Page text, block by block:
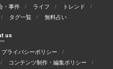
・事件 ライフ
トレンド
タグ一覧 無料占い
us
プライバシーポリシー
コンテンツ制作・編集ポリシー